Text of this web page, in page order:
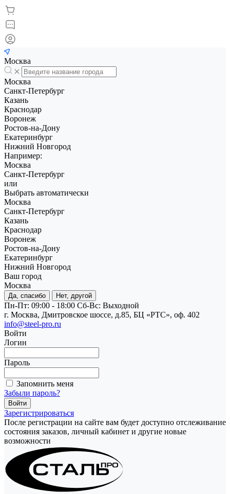
Москва
Москва
Санкт-Петербург
Казань
Краснодар
Воронеж
Ростов-на-Дону
Екатеринбург
Нижний Новгород
Например:
Москва
Санкт-Петербург
или
Выбрать автоматически
Москва
Санкт-Петербург
Казань
Краснодар
Воронеж
Ростов-на-Дону
Екатеринбург
Нижний Новгород
Ваш город
Москва
Да, спасибо Нет, другой
Пн-Пт: 09:00 - 18:00 Cб-Вс: Выходной
г. Москва, Дмитровское шоссе, д.85, БЦ «РТС», оф. 402
info@steel-pro.ru
Войти
Логин
Пароль
Запомнить меня
Забыли пароль?
Зарегистрироваться
После регистрации на сайте вам будет доступно отслеживание
состояния заказов, личный кабинет и другие новые
возможности